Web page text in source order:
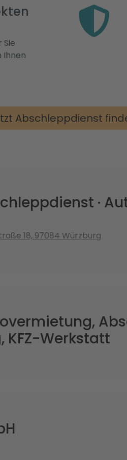
Sie
Ihnen
Abschleppdienst
·
18, 97084 Würzburg
KFZ-Werkstatt